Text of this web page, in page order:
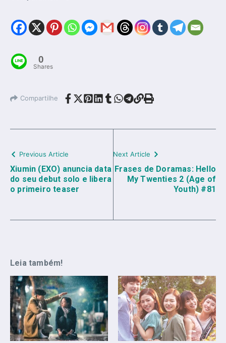
0
Shares
Compartilhe
Previous Article
Xiumin (EXO) anuncia data
do seu debut solo e libera
o primeiro teaser
Next Article
Frases de Doramas: Hello
My Twenties 2 (Age of
Youth) #81
Leia também!